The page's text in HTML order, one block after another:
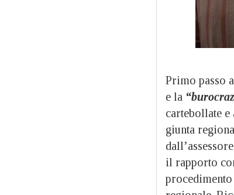
Primo passo
e la
cartebollate
giunta
dall’assessore
il rapporto